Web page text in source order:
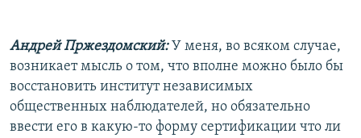
Андрей Пржездомский: У меня, во всяком случае,
возникает мысль о том, что вполне можно было бы
восстановить институт независимых
общественных наблюдателей, но обязательно
ввести его в какую-то форму сертификации что ли